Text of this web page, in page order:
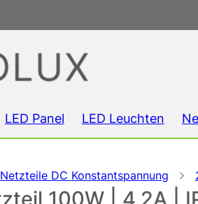
LED Panel LED Leuchten
Netzteile DC Konstantspannung
100W | 4,2A |